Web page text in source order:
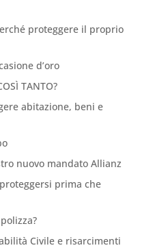
proteggere il proprio
d’oro
TANTO?
abitazione, beni e
nuovo mandato Allianz
prima che
Civile e risarcimenti